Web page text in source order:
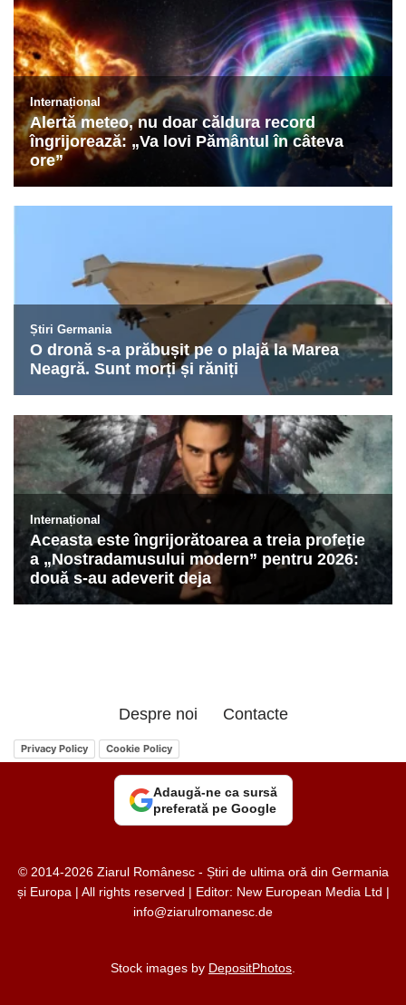
Despre noi Contacte
Privacy Policy Cookie Policy
Adaugă-ne ca sursă
preferată pe Google
© 2014-2026 Ziarul Românesc - Știri de ultima oră din Germania
și Europa | All rights reserved | Editor: New European Media Ltd |
info@ziarulromanesc.de
Stock images by DepositPhotos